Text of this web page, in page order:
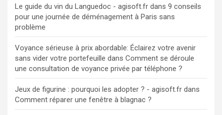
Le guide du vin du Languedoc - agisoft.fr dans 9 conseils
pour une journée de déménagement à Paris sans
problème
Voyance sérieuse à prix abordable: Éclairez votre avenir
sans vider votre portefeuille dans Comment se déroule
une consultation de voyance privée par téléphone ?
Jeux de figurine : pourquoi les adopter ? - agisoft.fr dans
Comment réparer une fenêtre à blagnac ?